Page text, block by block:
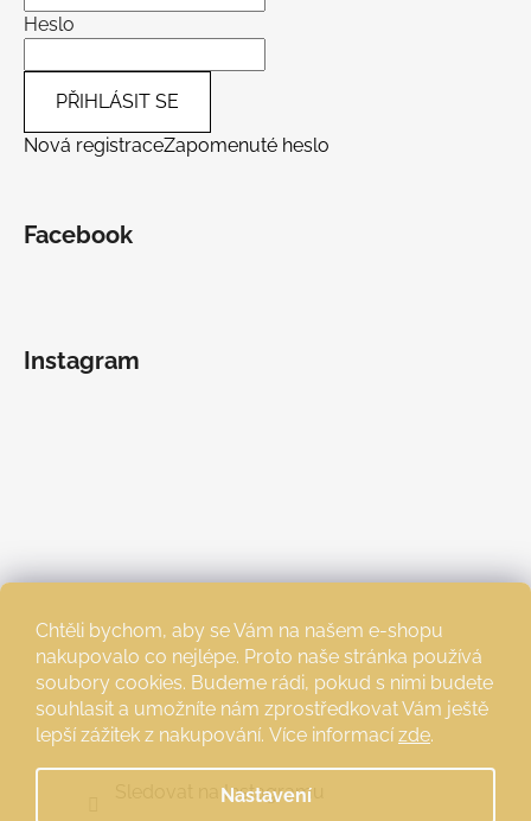
Chtěli bychom, aby se Vám na našem e-shopu
nakupovalo co nejlépe. Proto naše stránka používá
soubory cookies. Budeme rádi, pokud s nimi budete
souhlasit a umožníte nám zprostředkovat Vám ještě
lepší zážitek z nakupování. Více informací zde.
Nastavení
Heslo
PŘIHLÁSIT SE
Nová registraceZapomenuté heslo
Facebook
Instagram
Sledovat na Instagramu